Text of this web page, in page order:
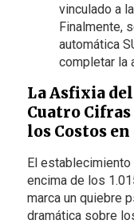
vinculado a
Finalmente,
automática
completar la
La Asfixia
Cuatro Cifras
los Costos en
El
encima de los
marca un quiebre
dramática sobre